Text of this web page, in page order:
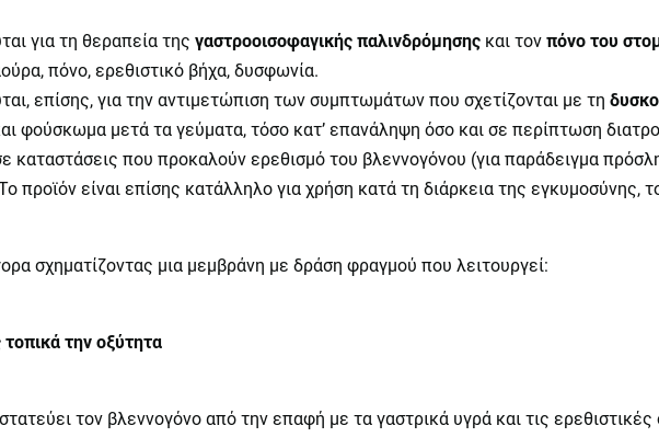
για τη θεραπεία της γαστροοισοφαγικής παλινδρόμησης και τον πόνο του
πόνο, ερεθιστικό βήχα, δυσφωνία.
επίσης, για την αντιμετώπιση των συμπτωμάτων που σχετίζονται με τη
φούσκωμα μετά τα γεύματα, τόσο κατ’ επανάληψη όσο και σε περίπτωση
καταστάσεις που προκαλούν ερεθισμό του βλεννογόνου (για παράδειγμα
προϊόν είναι επίσης κατάλληλο για χρήση κατά τη διάρκεια της εγκυμοσύνης,
σχηματίζοντας μια μεμβράνη με δράση φραγμού που λειτουργεί:
την οξύτητα
τον βλεννογόνο από την επαφή με τα γαστρικά υγρά και τις ερεθιστικές